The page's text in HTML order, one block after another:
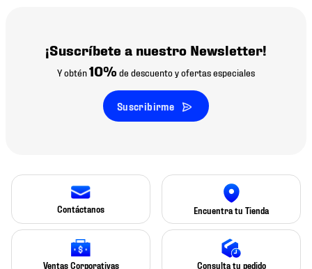
¡Suscríbete a nuestro Newsletter!
Y obtén10% de descuento y ofertas especiales
Suscribirme
Contáctanos Encuentra tu Tienda
Ventas Corporativas Consulta tu pedido